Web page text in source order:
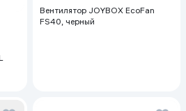
Вентилятор JOYBOX EcoFan
FS40, черный